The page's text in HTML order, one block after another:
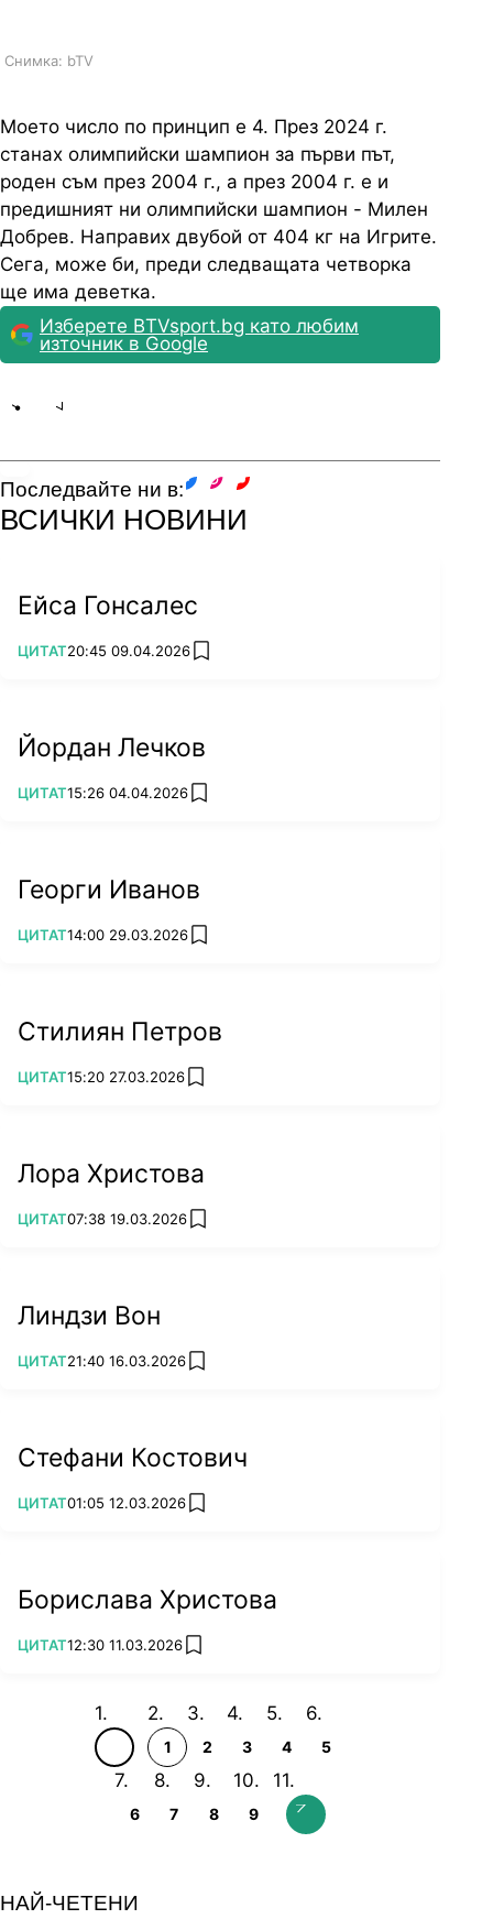
Снимка: bTV
Моето число по принцип е 4. През 2024 г.
станах олимпийски шампион за първи път,
роден съм през 2004 г., а през 2004 г. е и
предишният ни олимпийски шампион - Милен
Добрев. Направих двубой от 404 кг на Игрите.
Сега, може би, преди следващата четворка
ще има деветка.
Изберете BTVsport.bg като любим
източник в Google
Последвайте ни в:
ВСИЧКИ НОВИНИ
Ейса Гонсалес
ПОВЕЧЕ ОТ
ЦИТАТ20:45 09.04.2026 add favorites
Йордан Лечков
ПОВЕЧЕ ОТ
ЦИТАТ15:26 04.04.2026 add favorites
Георги Иванов
ПОВЕЧЕ ОТ
ЦИТАТ14:00 29.03.2026 add favorites
Стилиян Петров
ПОВЕЧЕ ОТ
ЦИТАТ15:20 27.03.2026 add favorites
Лора Христова
ПОВЕЧЕ ОТ
ЦИТАТ07:38 19.03.2026 add favorites
Линдзи Вон
ПОВЕЧЕ ОТ
ЦИТАТ21:40 16.03.2026 add favorites
Стефани Костович
ПОВЕЧЕ ОТ
ЦИТАТ01:05 12.03.2026 add favorites
Борислава Христова
ПОВЕЧЕ ОТ
ЦИТАТ12:30 11.03.2026 add favorites
1 2 3 4 5
6 7 8 9
НАЙ-ЧЕТЕНИ